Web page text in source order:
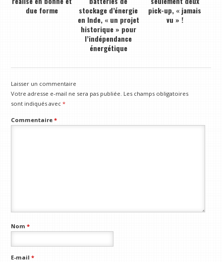
due forme
stockage d’énergie
en Inde, « un projet
historique » pour
l’indépendance
énergétique
pick-up, « jamais
vu » !
Laisser un commentaire
Votre adresse e-mail ne sera pas publiée. Les champs obligatoires
sont indiqués avec*
Commentaire*
Nom*
E-mail*